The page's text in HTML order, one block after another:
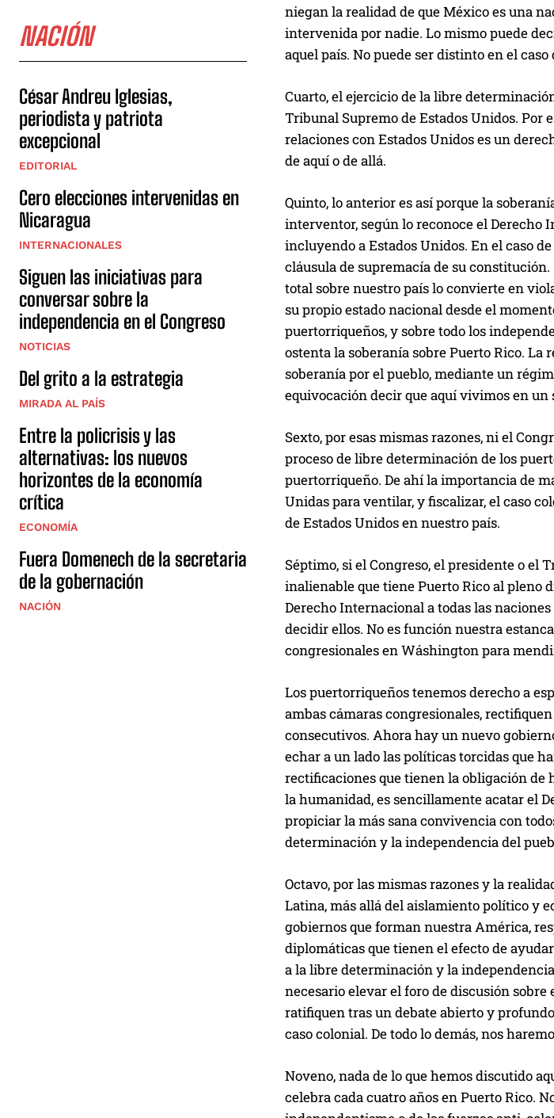
NACIÓN
César Andreu Iglesias,
periodista y patriota
excepcional
EDITORIAL
Cero elecciones intervenidas en
Nicaragua
INTERNACIONALES
Siguen las iniciativas para
conversar sobre la
independencia en el Congreso
NOTICIAS
Del grito a la estrategia
MIRADA AL PAÍS
Entre la policrisis y las
alternativas: los nuevos
horizontes de la economía
crítica
ECONOMÍA
Fuera Domenech de la secretaria
de la gobernación
NACIÓN
niegan la realidad de que México es una
intervenida por nadie. Lo mismo puede
aquel país. No puede ser distinto en el
Cuarto, el ejercicio de la libre
Tribunal Supremo de Estados Unidos. Por
relaciones con Estados Unidos es un
de aquí o de allá.
Quinto, lo anterior es así porque la
interventor, según lo reconoce el Derecho
incluyendo a Estados Unidos. En el caso
cláusula de supremacía de su
total sobre nuestro país lo convierte en
su propio estado nacional desde el
puertorriqueños, y sobre todo los
ostenta la soberanía sobre Puerto Rico.
soberanía por el pueblo, mediante un
equivocación decir que aquí vivimos en un
Sexto, por esas mismas razones, ni el
proceso de libre determinación de los
puertorriqueño. De ahí la importancia de
Unidas para ventilar, y fiscalizar, el caso
de Estados Unidos en nuestro país.
Séptimo, si el Congreso, el presidente o el
inalienable que tiene Puerto Rico al pleno
Derecho Internacional a todas las
decidir ellos. No es función nuestra
congresionales en Wáshington para
Los puertorriqueños tenemos derecho a
ambas cámaras congresionales,
consecutivos. Ahora hay un nuevo
echar a un lado las políticas torcidas que
rectificaciones que tienen la obligación de
la humanidad, es sencillamente acatar el
propiciar la más sana convivencia con
determinación y la independencia del
Octavo, por las mismas razones y la
Latina, más allá del aislamiento político y
gobiernos que forman nuestra América,
diplomáticas que tienen el efecto de
a la libre determinación y la
necesario elevar el foro de discusión
ratifiquen tras un debate abierto y
caso colonial. De todo lo demás, nos
Noveno, nada de lo que hemos discutido
celebra cada cuatro años en Puerto Rico.